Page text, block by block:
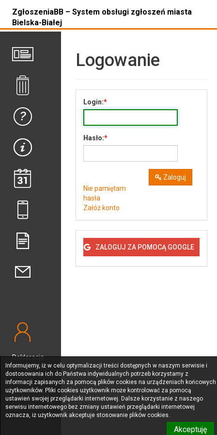
Informujemy, iż w celu optymalizacji treści dostępnych w naszym serwisie i
dostosowania ich do Państwa indywidualnych potrzeb korzystamy z
informacji zapisanych za pomocą plików cookies na urządzeniach końcowych
użytkowników. Pliki cookies użytkownik może kontrolować za pomocą
ustawień swojej przeglądarki internetowej. Dalsze korzystanie z naszego
serwisu internetowego bez zmiany ustawień przeglądarki internetowej
oznacza, iż użytkownik akceptuje stosowanie plików cookies.
Akceptuję
ZgłoszeniaBB – System obsługi zgłoszeń miasta
Bielska-Białej
Deklaracja
dostępności
Logowanie
Login:
Hasło:
Nie pamiętam
hasła
Załóż konto
Zaloguj
ZALOGUJ ZA POMOCĄ GOOGLE